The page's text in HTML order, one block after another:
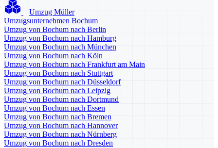
Umzug Müller
Umzugsunternehmen Bochum
Umzug von Bochum nach Berlin
Umzug von Bochum nach Hamburg
Umzug von Bochum nach München
Umzug von Bochum nach Köln
Umzug von Bochum nach Frankfurt am Main
Umzug von Bochum nach Stuttgart
Umzug von Bochum nach Düsseldorf
Umzug von Bochum nach Leipzig
Umzug von Bochum nach Dortmund
Umzug von Bochum nach Essen
Umzug von Bochum nach Bremen
Umzug von Bochum nach Hannover
Umzug von Bochum nach Nürnberg
Umzug von Bochum nach Dresden